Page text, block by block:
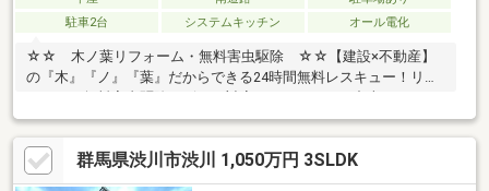
駐車2台
システムキッチン オール電化
☆☆ 木ノ葉リフォーム・無料害虫駆除 ☆☆【建設×不動産】
の『木』『ノ』『葉』だからできる24時間無料レスキュー！リフ
ターサービスがついており、住んでからの安心をずっとお届けし
ます！内覧時に、無料相談・お見積りも物件ごとに作成可能！！
オウチ探しも、リフォームも一緒に相談できます！＼弊社には、
『きつね隊』・『ゴリラ隊』という無料かけつけサービスの仕組
群馬県渋川市渋川 1,050万円 3SLDK